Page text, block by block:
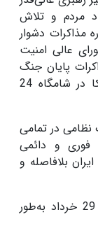
مردم و تلاش
مذاکرات دشوار
عالی امنیت
پایان جنگ
(مذاکرات اسلام‌آباد) را میان ایران و امریکا در شامگاه 24
نظامی در تمامی
فوری و دائمی
بلافاصله و
امضای این یادداشت تفاهم در روز جمعه 29 خرداد به‌طور